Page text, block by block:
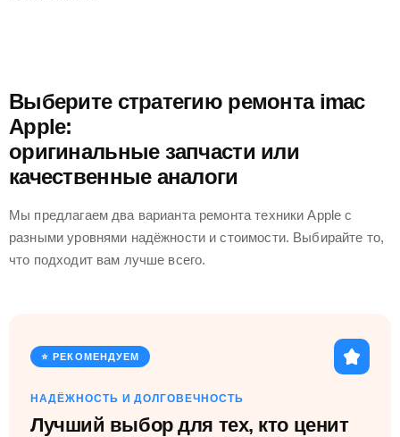
Выберите стратегию ремонта imac
Apple:
оригинальные запчасти или
качественные аналоги
Мы предлагаем два варианта ремонта техники Apple с
разными уровнями надёжности и стоимости. Выбирайте то,
что подходит вам лучше всего.
⭐ РЕКОМЕНДУЕМ
НАДЁЖНОСТЬ И ДОЛГОВЕЧНОСТЬ
Лучший выбор для тех, кто ценит